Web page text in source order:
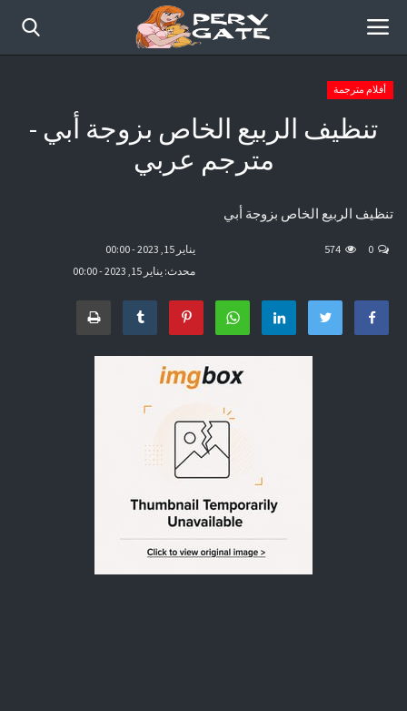
الرئيسية
قصص مصورة
أفلام مترجمة
تنظيف الربيع الخاص بزوجة أبي -
مترجم عربي
تنظيف الربيع الخاص بزوجة أبي
يناير 15, 2023 - 00:00
محدث: يناير 15, 2023 - 00:00
0
574